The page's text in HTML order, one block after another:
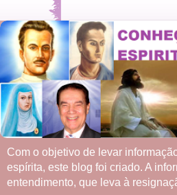
Com o objetivo de levar
espírita, este blog foi criado. A
entendimento, que leva à